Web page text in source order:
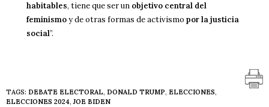
habitables, tiene que ser un objetivo central del
feminismoy de otras formas de activismopor la justicia
social”.
TAGS: DEBATE ELECTORAL, DONALD TRUMP, ELECCIONES,
ELECCIONES 2024,JOE BIDEN